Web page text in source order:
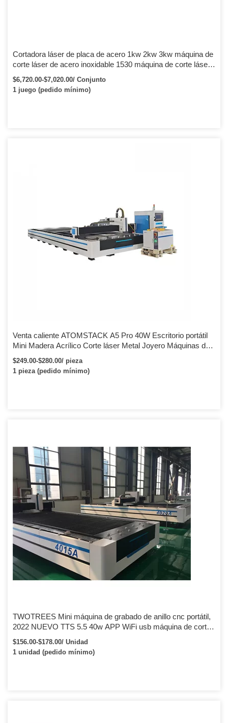
Cortadora láser de placa de acero 1kw 2kw 3kw máquina de
corte láser de acero inoxidable 1530 máquina de corte láser
de fibra de alta velocidad
$6,720.00-$7,020.00/ Conjunto
1 juego (pedido mínimo)
Venta caliente ATOMSTACK A5 Pro 40W Escritorio portátil
Mini Madera Acrílico Corte láser Metal Joyero Máquinas de
grabado láser
$249.00-$280.00/ pieza
1 pieza (pedido mínimo)
TWOTREES Mini máquina de grabado de anillo cnc portátil,
2022 NUEVO TTS 5.5 40w APP WiFi usb máquina de corte
por láser grabador de madera de metal
$156.00-$178.00/ Unidad
1 unidad (pedido mínimo)